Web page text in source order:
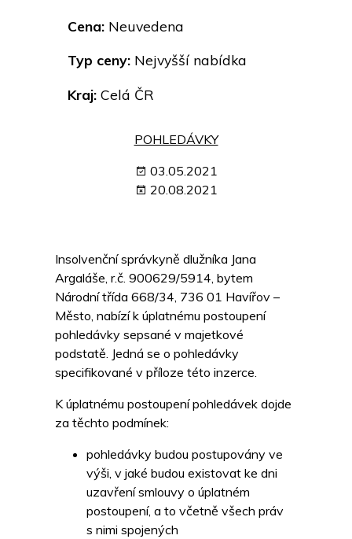
Cena: Neuvedena
Typ ceny: Nejvyšší nabídka
Kraj: Celá ČR
POHLEDÁVKY
03.05.2021
20.08.2021
Insolvenční správkyně dlužníka Jana
Argaláše, r.č. 900629/5914, bytem
Národní třída 668/34, 736 01 Havířov –
Město, nabízí k úplatnému postoupení
pohledávky sepsané v majetkové
podstatě. Jedná se o pohledávky
specifikované v příloze této inzerce.
K úplatnému postoupení pohledávek dojde
za těchto podmínek:
pohledávky budou postupovány ve
výši, v jaké budou existovat ke dni
uzavření smlouvy o úplatném
postoupení, a to včetně všech práv
s nimi spojených